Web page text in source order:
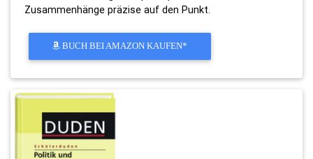
Zusammenhänge präzise auf den Punkt.
BUCH BEI AMAZON KAUFEN*